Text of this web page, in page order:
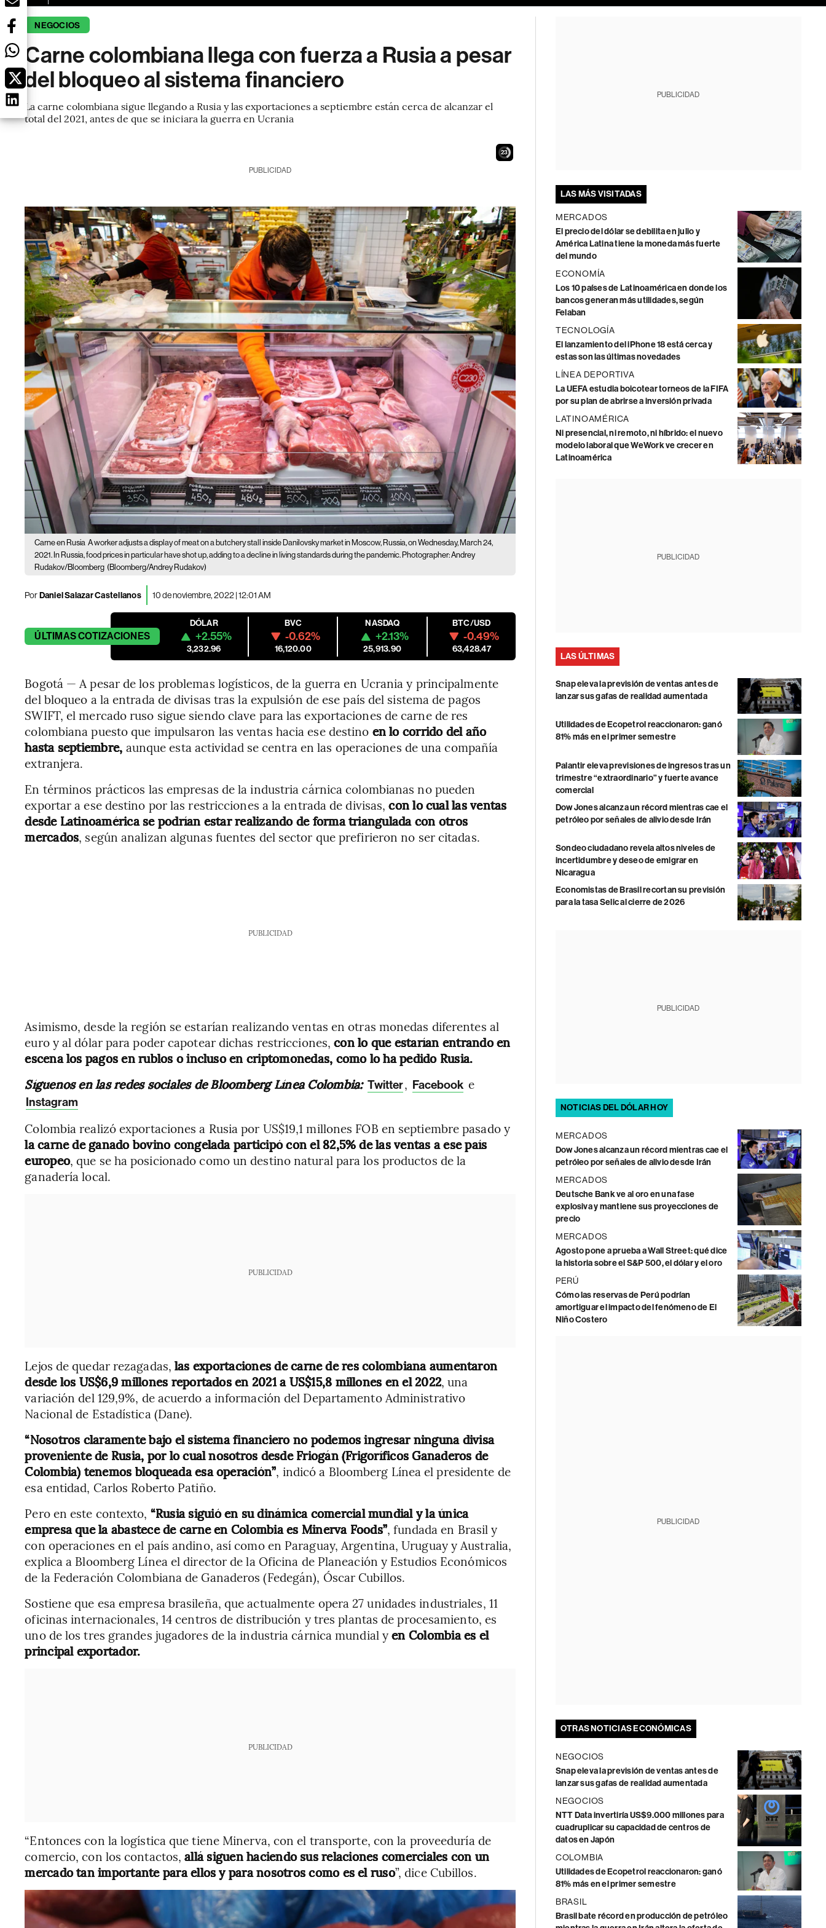
NEGOCIOS
Carne colombiana llega con fuerza a Rusia a pesar
del bloqueo al sistema financiero
La carne colombiana sigue llegando a Rusia y las exportaciones a septiembre están cerca de alcanzar el
total del 2021, antes de que se iniciara la guerra en Ucrania
21
PUBLICIDAD
Carne en Rusia A worker adjusts a display of meat on a butchery stall inside Danilovsky market in Moscow, Russia, on Wednesday, March 24,
2021. In Russia, food prices in particular have shot up, adding to a decline in living standards during the pandemic. Photographer: Andrey
Rudakov/Bloomberg (Bloomberg/Andrey Rudakov)
PorDaniel Salazar Castellanos 10 de noviembre, 2022 | 12:01 AM
ÚLTIMASCOTIZACIONES
DÓLAR
+2.55%
3,232.96
BVC
-0.62%
16,120.00
NASDAQ
+2.13%
25,913.90
BTC/USD
-0.49%
63,428.47
Bogotá — A pesar de los problemas logísticos, de la guerra en Ucrania y principalmente
del bloqueo a la entrada de divisas tras la expulsión de ese país del sistema de pagos
SWIFT, el mercado ruso sigue siendo clave para las exportaciones de carne de res
colombiana puesto que impulsaron las ventas hacia ese destino en lo corrido del año
hasta septiembre, aunque esta actividad se centra en las operaciones de una compañía
extranjera.
En términos prácticos las empresas de la industria cárnica colombianas no pueden
exportar a ese destino por las restricciones a la entrada de divisas,con lo cual las ventas
desde Latinoamérica se podrían estar realizando de forma triangulada con otros
mercados, según analizan algunas fuentes del sector que prefirieron no ser citadas.
PUBLICIDAD
Asimismo, desde la región se estarían realizando ventas en otras monedas diferentes al
euro y al dólar para poder capotear dichas restricciones,con lo que estarían entrando en
escena los pagos en rublos o incluso en criptomonedas, como lo ha pedido Rusia.
Síguenos en las redes sociales de Bloomberg Línea Colombia: Twitter, Facebook e
Instagram
Colombia realizó exportaciones a Rusia por US$19,1 millones FOB en septiembre pasado y
la carne de ganado bovino congelada participó con el 82,5% de las ventas a ese país
europeo, que se ha posicionado como un destino natural para los productos de la
ganadería local.
PUBLICIDAD
Lejos de quedar rezagadas,las exportaciones de carne de res colombiana aumentaron
desde los US$6,9 millones reportados en 2021 a US$15,8 millones en el 2022, una
variación del 129,9%, de acuerdo a información del Departamento Administrativo
Nacional de Estadística (Dane).
“Nosotros claramente bajo el sistema financiero no podemos ingresar ninguna divisa
proveniente de Rusia, por lo cual nosotros desde Friogán (Frigoríficos Ganaderos de
Colombia) tenemos bloqueada esa operación”, indicó a Bloomberg Línea el presidente de
esa entidad, Carlos Roberto Patiño.
Pero en este contexto, “Rusia siguió en su dinámica comercial mundial y la única
empresa que la abastece de carne en Colombia es Minerva Foods”, fundada en Brasil y
con operaciones en el país andino, así como en Paraguay, Argentina, Uruguay y Australia,
explica a Bloomberg Línea el director de la Oficina de Planeación y Estudios Económicos
de la Federación Colombiana de Ganaderos (Fedegán), Óscar Cubillos.
Sostiene que esa empresa brasileña, que actualmente opera 27 unidades industriales, 11
oficinas internacionales, 14 centros de distribución y tres plantas de procesamiento, es
uno de los tres grandes jugadores de la industria cárnica mundial yen Colombia es el
principal exportador.
PUBLICIDAD
“Entonces con la logística que tiene Minerva, con el transporte, con la proveeduría de
comercio, con los contactos,allá siguen haciendo sus relaciones comerciales con un
mercado tan importante para ellos y para nosotros como es el ruso”, dice Cubillos.
PUBLICIDAD
LAS MÁS VISITADAS
MERCADOS
El precio del dólar se debilita en julio y
América Latina tiene la moneda más fuerte
del mundo
ECONOMÍA
Los 10 países de Latinoamérica en donde los
bancos generan más utilidades, según
Felaban
TECNOLOGÍA
El lanzamiento del iPhone 18 está cerca y
estas son las últimas novedades
LÍNEA DEPORTIVA
La UEFA estudia boicotear torneos de la FIFA
por su plan de abrirse a inversión privada
LATINOAMÉRICA
Ni presencial, ni remoto, ni híbrido: el nuevo
modelo laboral que WeWork ve crecer en
Latinoamérica
PUBLICIDAD
LAS ÚLTIMAS
Snap eleva la previsión de ventas antes de
lanzar sus gafas de realidad aumentada
Utilidades de Ecopetrol reaccionaron: ganó
81% más en el primer semestre
Palantir eleva previsiones de ingresos tras un
trimestre “extraordinario” y fuerte avance
comercial
Dow Jones alcanza un récord mientras cae el
petróleo por señales de alivio desde Irán
Sondeo ciudadano revela altos niveles de
incertidumbre y deseo de emigrar en
Nicaragua
Economistas de Brasil recortan su previsión
para la tasa Selic al cierre de 2026
PUBLICIDAD
NOTICIAS DEL DÓLAR HOY
MERCADOS
Dow Jones alcanza un récord mientras cae el
petróleo por señales de alivio desde Irán
MERCADOS
Deutsche Bank ve al oro en una fase
explosiva y mantiene sus proyecciones de
precio
MERCADOS
Agosto pone a prueba a Wall Street: qué dice
la historia sobre el S&P 500, el dólar y el oro
PERÚ
Cómo las reservas de Perú podrían
amortiguar el impacto del fenómeno de El
Niño Costero
PUBLICIDAD
OTRAS NOTICIAS ECONÓMICAS
NEGOCIOS
Snap eleva la previsión de ventas antes de
lanzar sus gafas de realidad aumentada
NEGOCIOS
NTT Data invertiría US$9.000 millones para
cuadruplicar su capacidad de centros de
datos en Japón
COLOMBIA
Utilidades de Ecopetrol reaccionaron: ganó
81% más en el primer semestre
BRASIL
Brasil bate récord en producción de petróleo